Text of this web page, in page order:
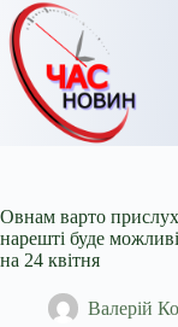
Перейти
до
вмісту
Овнам варто
нарешті буде
на 24 квітня
Валерій